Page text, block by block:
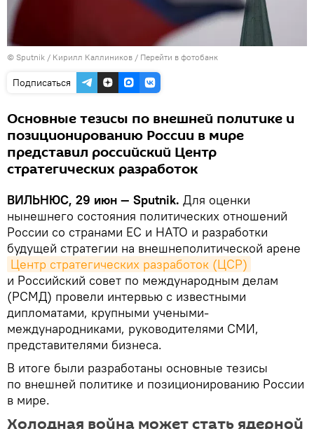
© Sputnik / Кирилл Каллиников / Перейти в фотобанк
Подписаться
Основные тезисы по внешней политике и
позиционированию России в мире
представил российский Центр
стратегических разработок
ВИЛЬНЮС, 29 июн — Sputnik. Для оценки
нынешнего состояния политических отношений
России со странами ЕС и НАТО и разработки
будущей стратегии на внешнеполитической арене
Центр стратегических разработок (ЦСР)
и Российский совет по международным делам
(РСМД) провели интервью с известными
дипломатами, крупными учеными-
международниками, руководителями СМИ,
представителями бизнеса.
В итоге были разработаны основные тезисы
по внешней политике и позиционированию России
в мире.
Холодная война может стать ядерной